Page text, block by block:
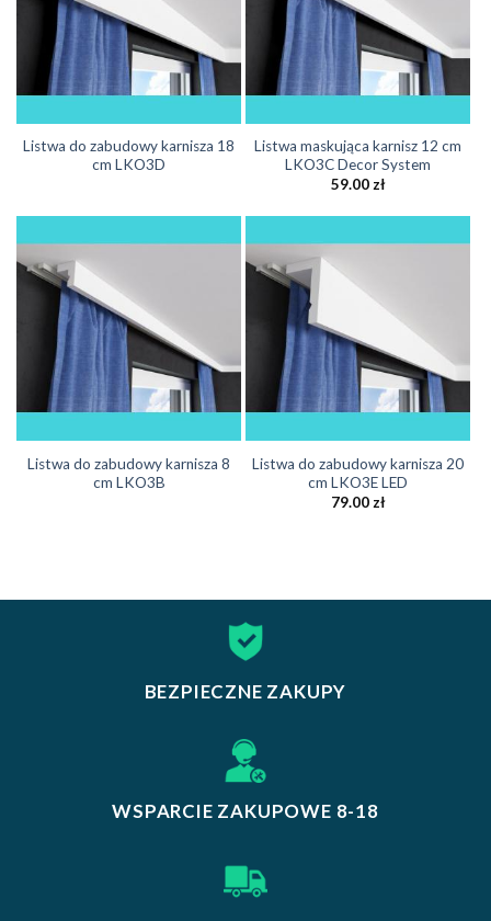
Listwa do zabudowy karnisza 18
cm LKO3D
Listwa maskująca karnisz 12 cm
LKO3C Decor System
59.00zł
Listwa do zabudowy karnisza 8
cm LKO3B
Listwa do zabudowy karnisza 20
cm LKO3E LED
79.00 zł
BEZPIECZNE ZAKUPY
WSPARCIE ZAKUPOWE 8-18